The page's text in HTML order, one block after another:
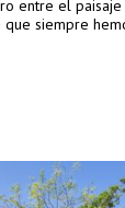
entre el paisaje
siempre